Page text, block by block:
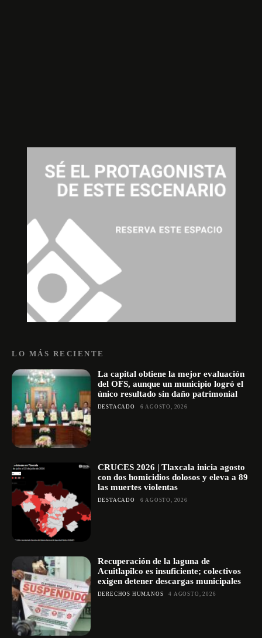
LO MÁS RECIENTE
La capital obtiene la mejor evaluación
del OFS, aunque un municipio logró el
único resultado sin daño patrimonial
DESTACADO 6 AGOSTO, 2026
CRUCES 2026 | Tlaxcala inicia agosto
con dos homicidios dolosos y eleva a 89
las muertes violentas
DESTACADO 6 AGOSTO, 2026
Recuperación de la laguna de
Acuitlapilco es insuficiente; colectivos
exigen detener descargas municipales
DERECHOS HUMANOS 4 AGOSTO, 2026